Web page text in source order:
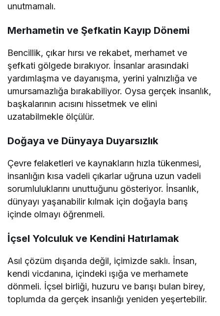
unutmamalı.
Merhametin ve Şefkatin Kayıp Dönemi
Bencillik, çıkar hırsı ve rekabet, merhamet ve
şefkati gölgede bırakıyor. İnsanlar arasındaki
yardımlaşma ve dayanışma, yerini yalnızlığa ve
umursamazlığa bırakabiliyor. Oysa gerçek insanlık,
başkalarının acısını hissetmek ve elini
uzatabilmekle ölçülür.
Doğaya ve Dünyaya Duyarsızlık
Çevre felaketleri ve kaynakların hızla tükenmesi,
insanlığın kısa vadeli çıkarlar uğruna uzun vadeli
sorumluluklarını unuttuğunu gösteriyor. İnsanlık,
dünyayı yaşanabilir kılmak için doğayla barış
içinde olmayı öğrenmeli.
İçsel Yolculuk ve Kendini Hatırlamak
Asıl çözüm dışarıda değil, içimizde saklı. İnsan,
kendi vicdanına, içindeki ışığa ve merhamete
dönmeli. İçsel birliği, huzuru ve barışı bulan birey,
toplumda da gerçek insanlığı yeniden yeşertebilir.